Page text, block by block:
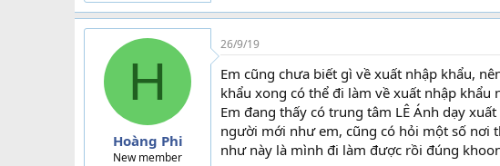
H
Hoàng Phi
New member
26/9/19
Em cũng chưa biết gì về xuất nhập khẩu,
khẩu xong có thể đi làm về xuất nhập khẩu
Em đang thấy có trung tâm LÊ Ánh dạy
người mới như em, cũng có hỏi một số nơi
như này là mình đi làm được rồi đúng